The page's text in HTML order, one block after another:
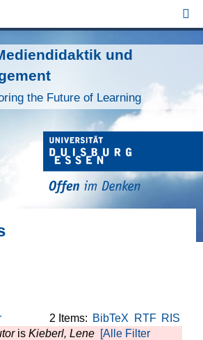
und
the Future of Learning
2 Items: BibTeX RTF RIS
is Kieberl, Lene [Alle Filter